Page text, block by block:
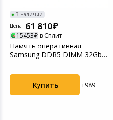
В наличии
Цена
61 810
15453 в Сплит
Память оперативная
Samsung DDR5 DIMM 32Gb
Купить +989